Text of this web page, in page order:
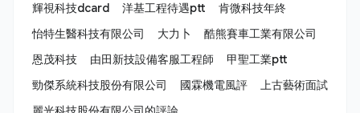
輝視科技dcard
洋基工程待遇ptt
肯微科技年終
怡特生醫科技有限公司
大力卜
酷熊賽車工業有限公司
恩茂科技
由田新技設備客服工程師
甲聖工業ptt
勁傑系統科技股份有限公司
國霖機電風評
上古藝術面試